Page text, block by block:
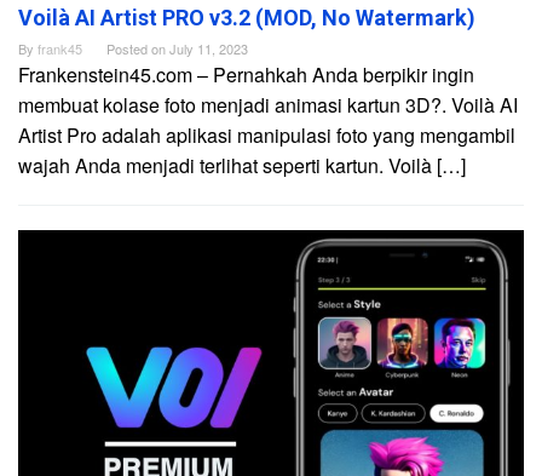
Voilà AI Artist PRO v3.2 (MOD, No Watermark)
By frank45 Posted onJuly 11, 2023
Frankenstein45.com – Pernahkah Anda berpikir ingin
membuat kolase foto menjadi animasi kartun 3D?. Voilà AI
Artist Pro adalah aplikasi manipulasi foto yang mengambil
wajah Anda menjadi terlihat seperti kartun. Voilà […]